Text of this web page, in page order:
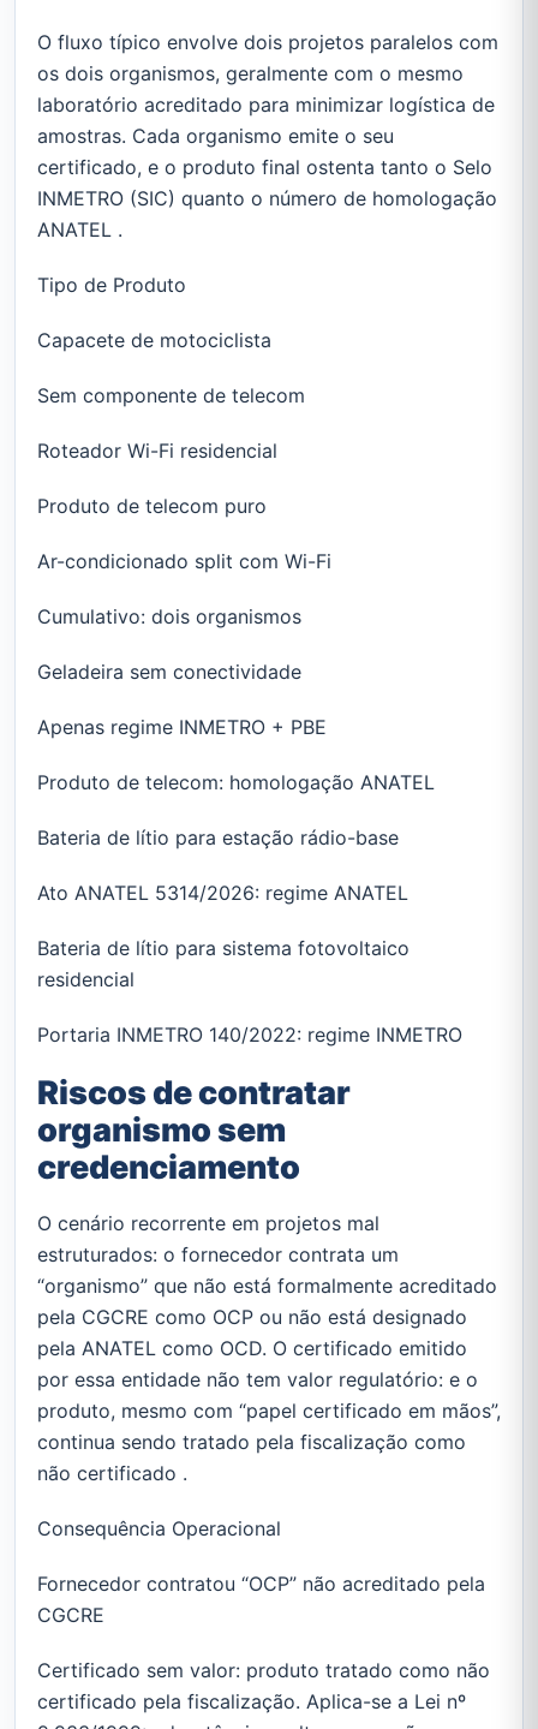
O fluxo típico envolve dois projetos paralelos com
os dois organismos, geralmente com o mesmo
laboratório acreditado para minimizar logística de
amostras. Cada organismo emite o seu
certificado, e o produto final ostenta tanto o Selo
INMETRO (SIC) quanto o número de homologação
ANATEL .
Tipo de Produto
Capacete de motociclista
Sem componente de telecom
Roteador Wi-Fi residencial
Produto de telecom puro
Ar-condicionado split com Wi-Fi
Cumulativo: dois organismos
Geladeira sem conectividade
Apenas regime INMETRO + PBE
Produto de telecom: homologação ANATEL
Bateria de lítio para estação rádio-base
Ato ANATEL 5314/2026: regime ANATEL
Bateria de lítio para sistema fotovoltaico
residencial
Portaria INMETRO 140/2022: regime INMETRO
Riscos de contratar
organismo sem
credenciamento
O cenário recorrente em projetos mal
estruturados: o fornecedor contrata um
“organismo” que não está formalmente acreditado
pela CGCRE como OCP ou não está designado
pela ANATEL como OCD. O certificado emitido
por essa entidade não tem valor regulatório: e o
produto, mesmo com “papel certificado em mãos”,
continua sendo tratado pela fiscalização como
não certificado .
Consequência Operacional
Fornecedor contratou “OCP” não acreditado pela
CGCRE
Certificado sem valor: produto tratado como não
certificado pela fiscalização. Aplica-se a Lei nº